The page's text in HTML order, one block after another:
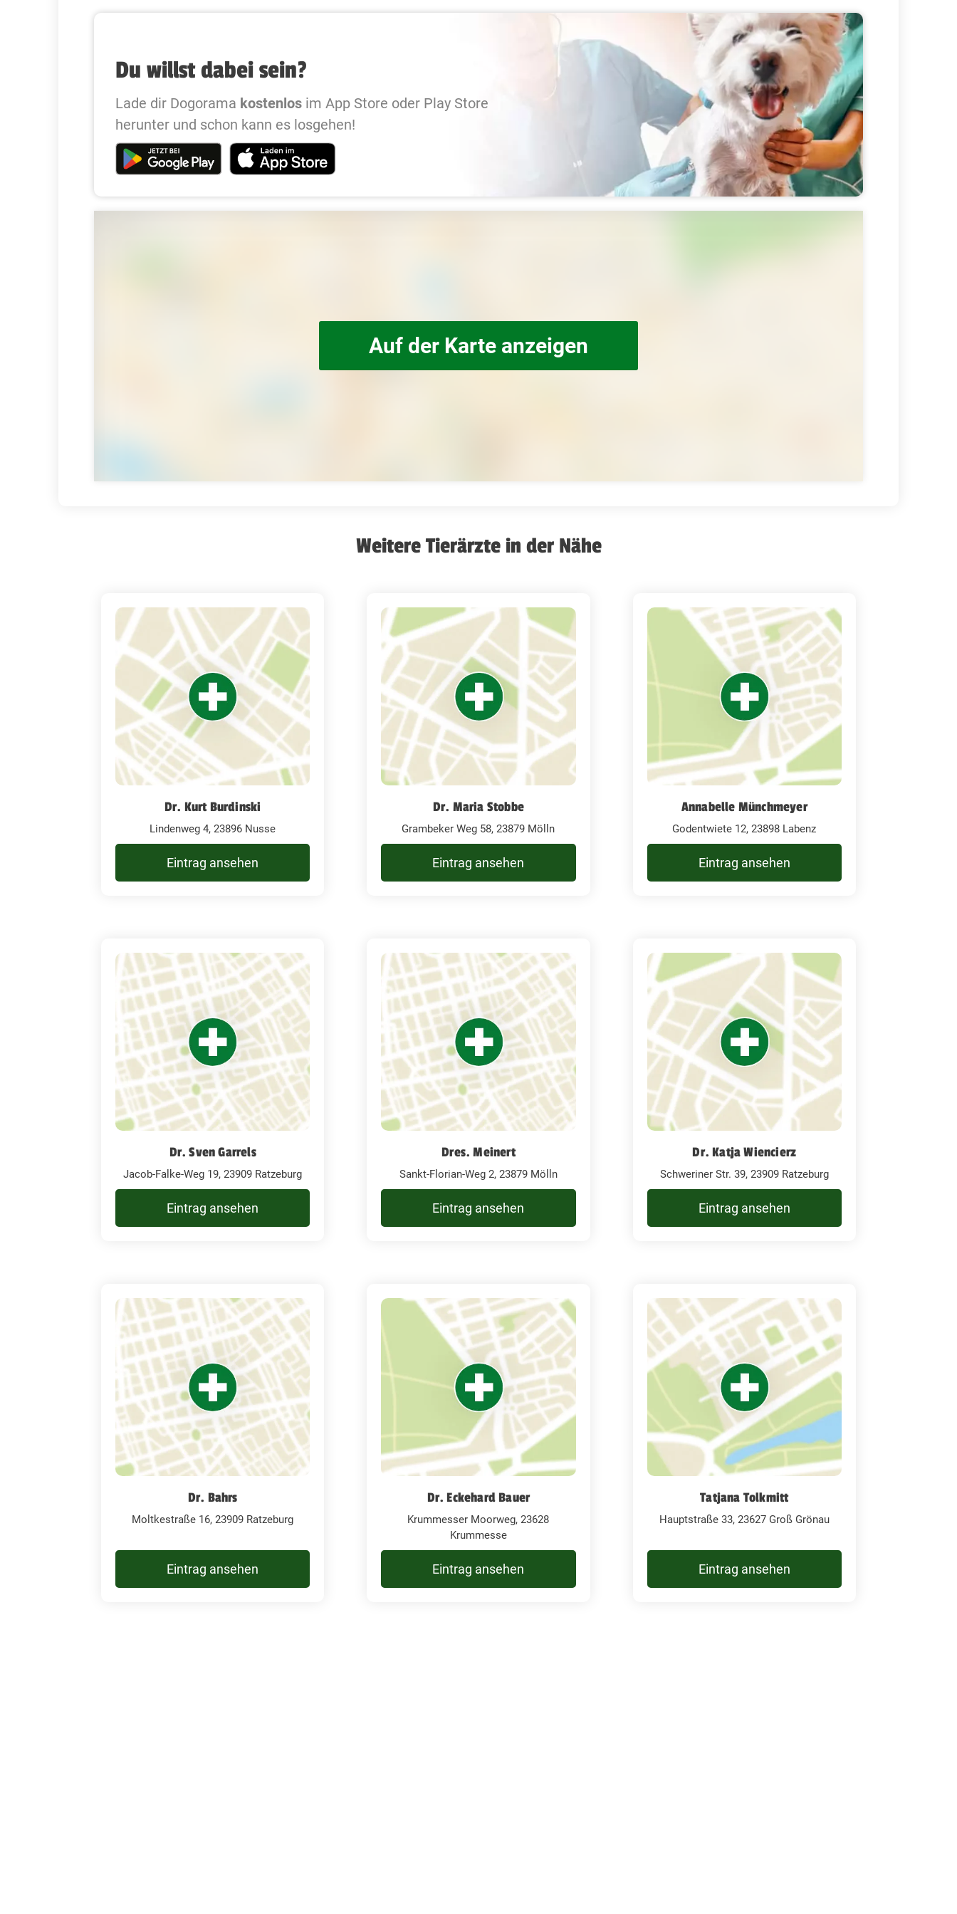
Du willst dabei sein?
Lade dir Dogorama kostenlos im App Store oder Play Store
herunter und schon kann es losgehen!
Auf der Karte anzeigen
Weitere Tierärzte in der Nähe
Dr. Kurt Burdinski
Lindenweg 4, 23896 Nusse
Eintrag ansehen
Dr. Maria Stobbe
Grambeker Weg 58, 23879 Mölln
Eintrag ansehen
Annabelle Münchmeyer
Godentwiete 12, 23898 Labenz
Eintrag ansehen
Dr. Sven Garrels
Jacob-Falke-Weg 19, 23909 Ratzeburg
Eintrag ansehen
Dres. Meinert
Sankt-Florian-Weg 2, 23879 Mölln
Eintrag ansehen
Dr. Katja Wiencierz
Schweriner Str. 39, 23909 Ratzeburg
Eintrag ansehen
Dr. Bahrs
Moltkestraße 16, 23909 Ratzeburg
Eintrag ansehen
Dr. Eckehard Bauer
Krummesser Moorweg, 23628
Krummesse
Eintrag ansehen
Tatjana Tolkmitt
Hauptstraße 33, 23627 Groß Grönau
Eintrag ansehen